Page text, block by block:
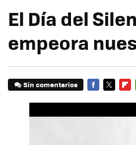
El Día del
empeora
Sin comentarios